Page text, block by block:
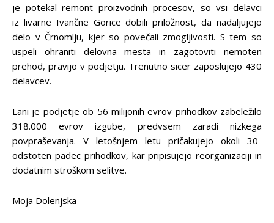
je potekal remont proizvodnih procesov, so vsi delavci
iz livarne Ivančne Gorice dobili priložnost, da nadaljujejo
delo v Črnomlju, kjer so povečali zmogljivosti. S tem so
uspeli ohraniti delovna mesta in zagotoviti nemoten
prehod, pravijo v podjetju. Trenutno sicer zaposlujejo 430
delavcev.
Lani je podjetje ob 56 milijonih evrov prihodkov zabeležilo
318.000 evrov izgube, predvsem zaradi nizkega
povpraševanja. V letošnjem letu pričakujejo okoli 30-
odstoten padec prihodkov, kar pripisujejo reorganizaciji in
dodatnim stroškom selitve.
Moja Dolenjska